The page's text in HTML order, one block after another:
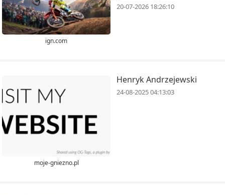
ign.com
20-07-2026 18:26:10
moje-gniezno.pl
Henryk Andrzejewski
24-08-2025 04:13:03